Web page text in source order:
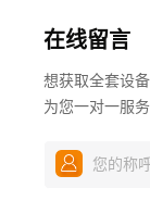
在线留言
想获取全套设
为您一对一服务
您的称呼